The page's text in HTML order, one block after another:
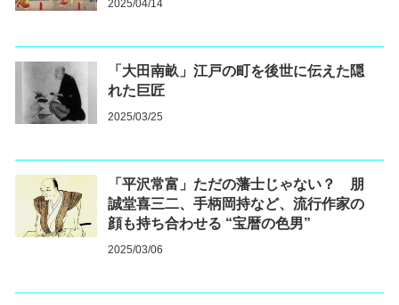
2025/04/14
「大田南畝」江戸の町を後世に伝えた隠
れた巨匠
2025/03/25
「平沢常富」ただの藩士じゃない？ 朋
誠堂喜三二、手柄岡持など、流行作家の
顔も持ち合わせる “宝暦の色男”
2025/03/06